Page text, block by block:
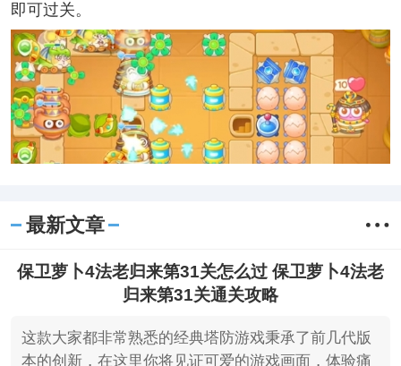
即可过关。
最新文章
保卫萝卜4法老归来第31关怎么过 保卫萝卜4法老
归来第31关通关攻略
这款大家都非常熟悉的经典塔防游戏秉承了前几代版
本的创新，在这里你将见证可爱的游戏画面，体验痛